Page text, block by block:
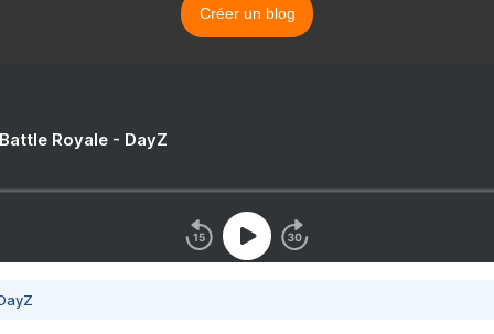
Créer un blog
Royale - DayZ